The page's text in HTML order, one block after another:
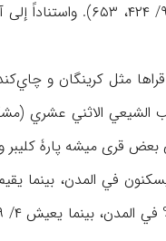
قراها مثل کرینگان و